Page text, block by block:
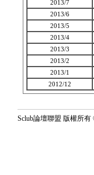
2013/7
2013/6
2013/5
2013/4
2013/3
2013/2
2013/1
2012/12
Sclub論壇聯盟 版權所有